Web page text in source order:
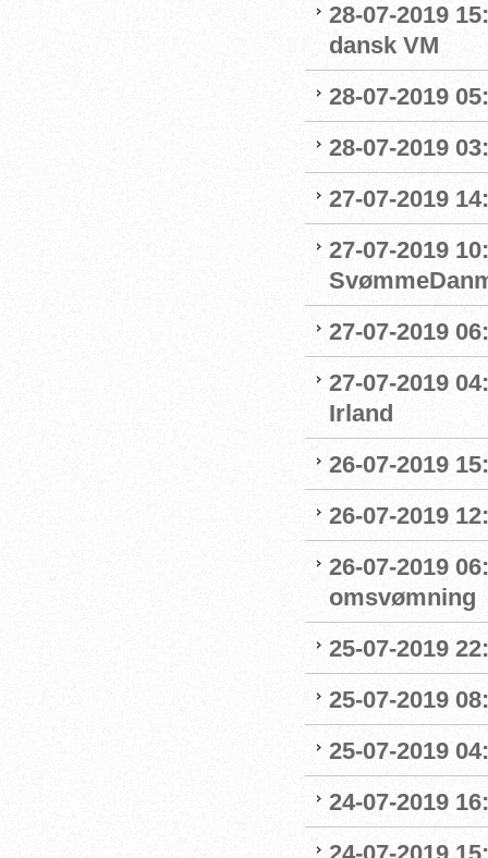
28-07-2019
dansk VM
28-07-2019
28-07-2019
27-07-2019
27-07-2019
27-07-2019
27-07-2019
Irland
26-07-2019
26-07-2019
26-07-2019
omsvømning
25-07-2019
25-07-2019
25-07-2019
24-07-2019